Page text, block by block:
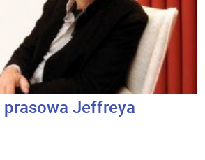
Jeffreya